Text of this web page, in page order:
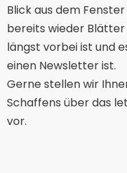
Blick aus dem
bereits wieder
längst vorbei ist und
einen Newsletter ist.
Gerne stellen wir
Schaffens über das
vor.